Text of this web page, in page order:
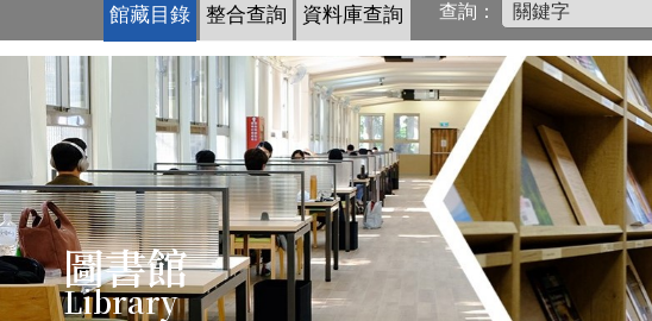
圖書館
Library
館藏目錄 整合查詢 資料庫查詢 查詢：